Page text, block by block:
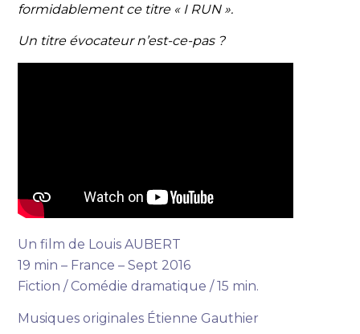
formidablement ce titre « I RUN ».
Un titre évocateur n’est-ce-pas ?
Un film de Louis AUBERT
19 min – France – Sept 2016
Fiction / Comédie dramatique / 15 min.
Musiques originales Étienne Gauthier